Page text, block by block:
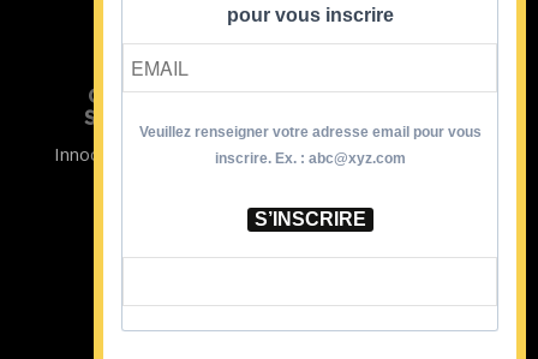
CRISTINA
SOUTIENT
Innocence en Danger
Contact
Mentions
pour vous inscrire
Veuillez renseigner votre adresse email pour vous
inscrire. Ex. : abc@xyz.com
S’INSCRIRE